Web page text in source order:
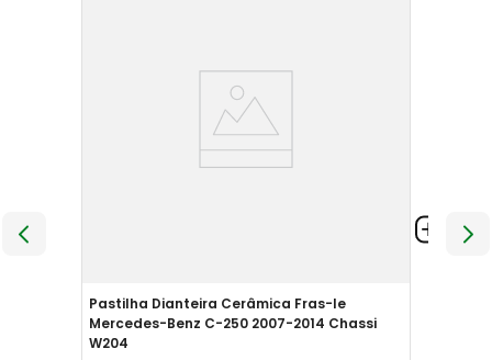
Pastilha Dianteira Cerâmica Fras-le
Mercedes-Benz C-250 2007-2014 Chassi
W204